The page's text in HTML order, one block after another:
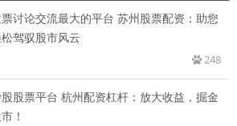
讨论交流最大的平台 苏州股票配资：助您
驾驭股市风云
248
股票平台 杭州配资杠杆：放大收益，掘金
！